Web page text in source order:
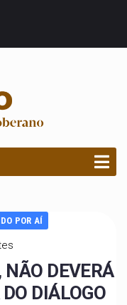
POR AÍ
DEVERÁ
DIÁLOGO